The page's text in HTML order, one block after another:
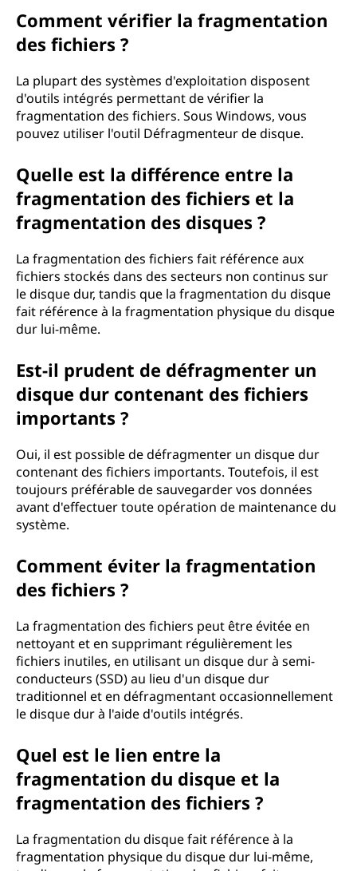
Comment vérifier la fragmentation
des fichiers ?
La plupart des systèmes d'exploitation disposent
d'outils intégrés permettant de vérifier la
fragmentation des fichiers. Sous Windows, vous
pouvez utiliser l'outil Défragmenteur de disque.
Quelle est la différence entre la
fragmentation des fichiers et la
fragmentation des disques ?
La fragmentation des fichiers fait référence aux
fichiers stockés dans des secteurs non continus sur
le disque dur, tandis que la fragmentation du disque
fait référence à la fragmentation physique du disque
dur lui-même.
Est-il prudent de défragmenter un
disque dur contenant des fichiers
importants ?
Oui, il est possible de défragmenter un disque dur
contenant des fichiers importants. Toutefois, il est
toujours préférable de sauvegarder vos données
avant d'effectuer toute opération de maintenance du
système.
Comment éviter la fragmentation
des fichiers ?
La fragmentation des fichiers peut être évitée en
nettoyant et en supprimant régulièrement les
fichiers inutiles, en utilisant un disque dur à semi-
conducteurs (SSD) au lieu d'un disque dur
traditionnel et en défragmentant occasionnellement
le disque dur à l'aide d'outils intégrés.
Quel est le lien entre la
fragmentation du disque et la
fragmentation des fichiers ?
La fragmentation du disque fait référence à la
fragmentation physique du disque dur lui-même,